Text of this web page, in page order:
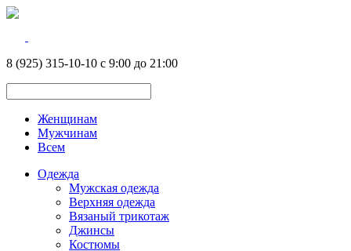
8 (925) 315-10-10 с 9:00 до 21:00
Женщинам
Мужчинам
Всем
Одежда
Мужская одежда
Верхняя одежда
Вязаный трикотаж
Джинсы
Костюмы